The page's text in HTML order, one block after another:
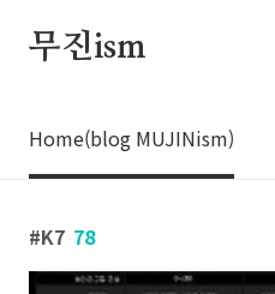
무진ism
Home(blog MUJINism)
K7 78